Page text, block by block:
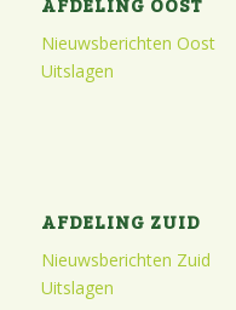
Nieuwsberichten Oost
Uitslagen
AFDELING ZUID
Nieuwsberichten Zuid
Uitslagen